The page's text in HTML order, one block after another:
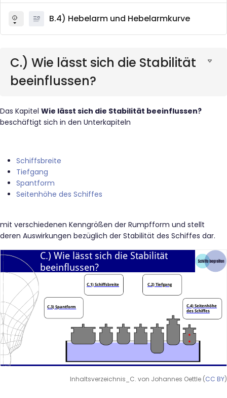
B.4) Hebelarm und Hebelarmkurve
C.) Wie lässt sich die Stabilität
beeinflussen?
Das Kapitel Wie lässt sich die Stabilität beeinflussen?
beschäftigt sich in den Unterkapiteln
Schiffsbreite
Tiefgang
Spantform
Seitenhöhe des Schiffes
mit verschiedenen Kenngrößen der Rumpfform und stellt
deren Auswirkungen bezüglich der Stabilität des Schiffes dar.
Inhaltsverzeichnis_C. von Johannes Oettle (CC BY)